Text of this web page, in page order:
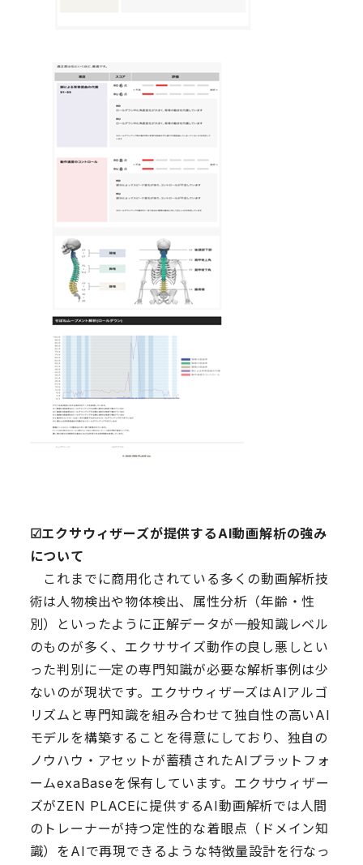
☑︎エクサウィザーズが提供するAI動画解析の強み
について
これまでに商用化されている多くの動画解析技
術は人物検出や物体検出、属性分析（年齢・性
別）といったように正解データが一般知識レベル
のものが多く、エクササイズ動作の良し悪しとい
った判別に一定の専門知識が必要な解析事例は少
ないのが現状です。エクサウィザーズはAIアルゴ
リズムと専門知識を組み合わせて独自性の高いAI
モデルを構築することを得意にしており、独自の
ノウハウ・アセットが蓄積されたAIプラットフォ
ームexaBaseを保有しています。エクサウィザー
ズがZEN PLACEに提供するAI動画解析では人間
のトレーナーが持つ定性的な着眼点（ドメイン知
識）をAIで再現できるような特徴量設計を行なっ